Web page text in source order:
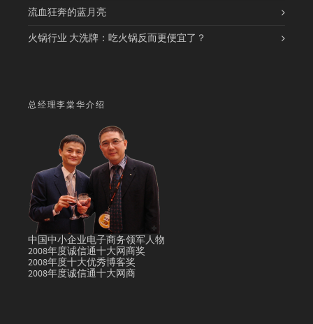
流血狂奔的蓝月亮
火锅行业 大洗牌：吃火锅反而更便宜了？
总经理李棠华介绍
中国中小企业电子商务领军人物
2008年度诚信通十大网商奖
2008年度十大优秀博客奖
2008年度诚信通十大网商